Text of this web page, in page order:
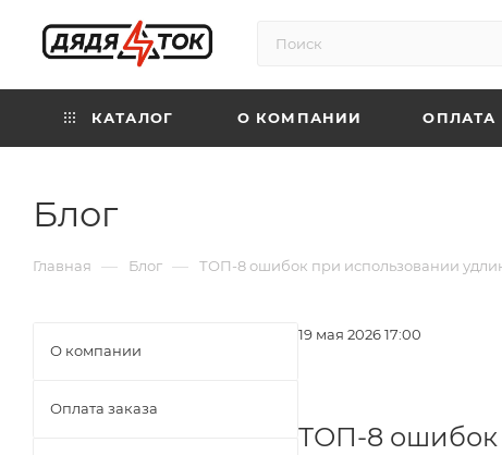
КАТАЛОГ О КОМПАНИИ ОПЛАТА
Блог
Главная — Блог — ТОП-8 ошибок при использовании
19 мая 2026 17:00
ТОП-8 ошибок
О компании
Оплата заказа